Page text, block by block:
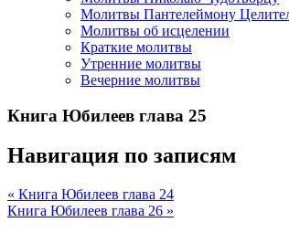
Молитвы Пантелеймону
Молитвы об исцелении
Краткие молитвы
Утренние молитвы
Вечерние молитвы
Книга Юбилеев глава 25
Навигация по записям
« Книга Юбилеев глава 24
Книга Юбилеев глава 26 »